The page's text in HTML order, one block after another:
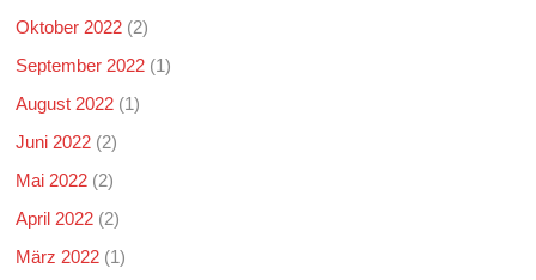
Oktober 2022 (2)
September 2022 (1)
August 2022 (1)
Juni 2022 (2)
Mai 2022 (2)
April 2022 (2)
März 2022 (1)